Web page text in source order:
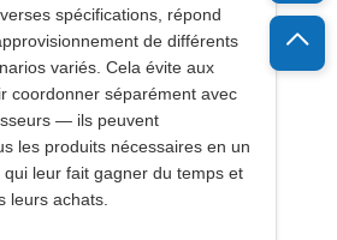
spécifications, répond
de différents
variés. Cela évite aux
coordonner séparément avec
— ils peuvent
les produits nécessaires en un
leur fait gagner du temps et
leurs achats.